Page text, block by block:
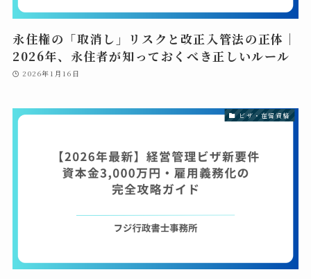
永住権の「取消し」リスクと改正入管法の正体｜
2026年、永住者が知っておくべき正しいルール
2026年1月16日
ビザ・在留資格